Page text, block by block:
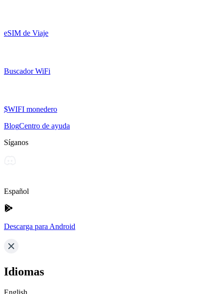
eSIM de Viaje
Buscador WiFi
$WIFI monedero
BlogCentro de ayuda
Síganos
Español
Descarga para Android
Idiomas
English